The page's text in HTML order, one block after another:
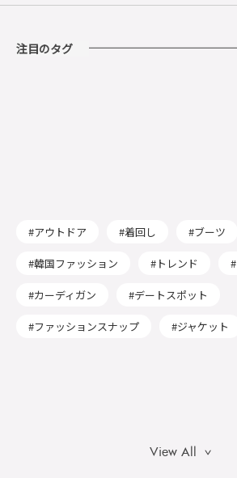
注目のタグ
アウトドア 着回し ブーツ
韓国ファッション トレンド
カーディガン デートスポット
ファッションスナップ ジャケット
View All